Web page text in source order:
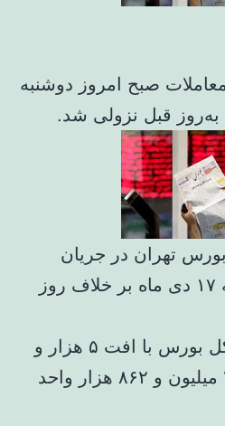
صبح امروز دوشنبه
تهران در جریان
معاملات امروز دوشنبه ۱۷ دی ماه بر خلاف روز
به این ترتیب شاخص کل بورس با افت ۵ هزار و
۷۷۲ واحدی به سطح ۲ میلیون و ۸۶۲ هزار واحد